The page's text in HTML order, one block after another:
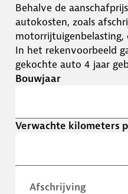
Behalve de
autokosten, zoals
In het rekenvoorbeeld
gekochte auto 4 jaar
Bouwjaar
Verwachte kilometers
Afschrijving